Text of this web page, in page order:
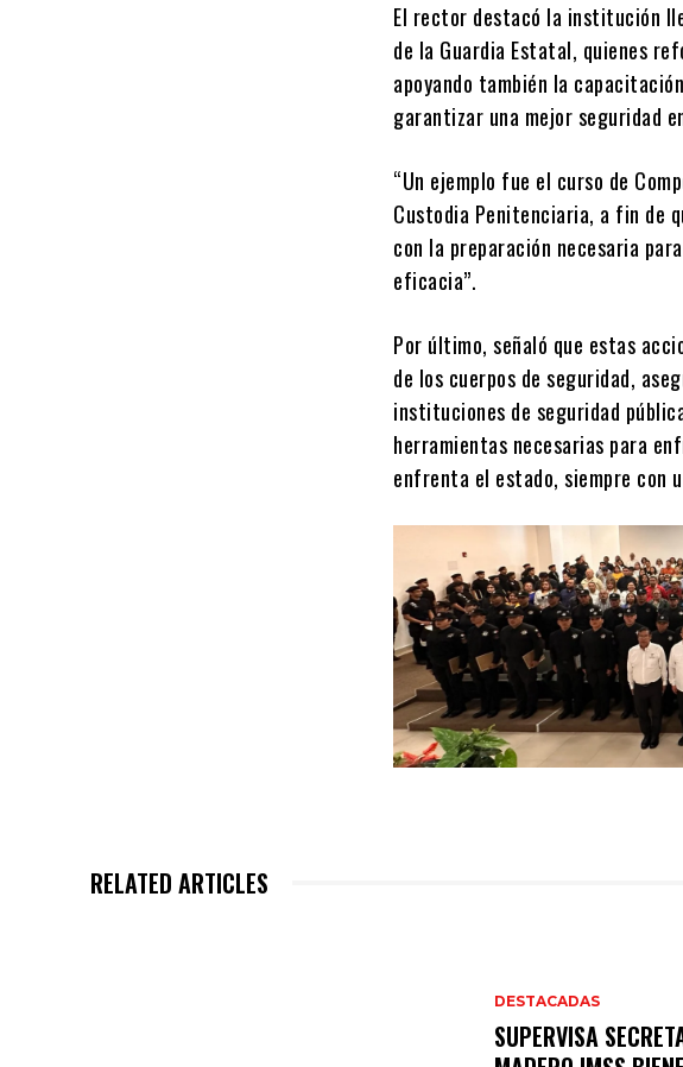
El rector destacó la institución
de la Guardia Estatal, quienes
apoyando también la
garantizar una mejor seguridad
“Un ejemplo fue el curso de
Custodia Penitenciaria, a fin de
con la preparación necesaria
eficacia”.
Por último, señaló que estas
de los cuerpos de seguridad,
instituciones de seguridad
herramientas necesarias para
enfrenta el estado, siempre con
RELATED ARTICLES
DESTACADAS
SUPERVISA